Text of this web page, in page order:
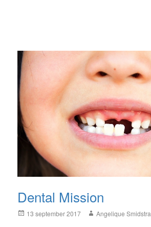
Dental Mission
Posted
13 september 2017 Author
Angelique Smidstra